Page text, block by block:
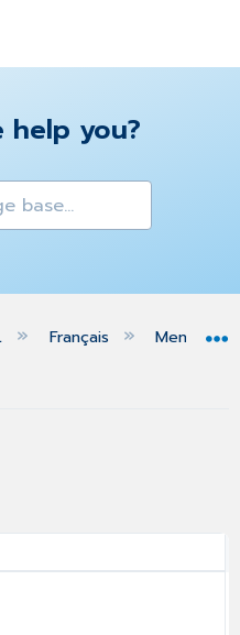
help you?
hierarchy
Français Menu